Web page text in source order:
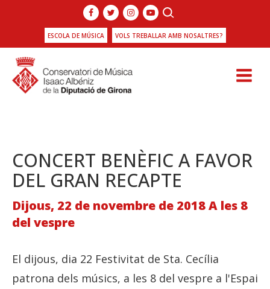
ESCOLA DE MÚSICA VOLS TREBALLAR AMB NOSALTRES?
CONCERT BENÈFIC A FAVOR
DEL GRAN RECAPTE
Dijous, 22 de novembre de 2018 A les 8
del vespre
El dijous, dia 22 Festivitat de Sta. Cecília
patrona dels músics, a les 8 del vespre a l'Espai